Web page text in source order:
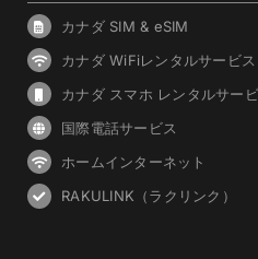
カナダ SIM & eSIM
カナダ WiFiレンタルサービス
カナダ スマホ レンタルサー
国際電話サービス
ホームインターネット
RAKULINK（ラクリンク）